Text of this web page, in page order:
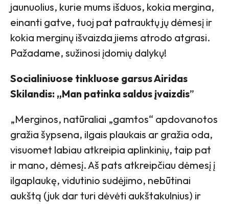
jaunuolius, kurie mums išduos, kokia mergina,
einanti gatve, tuoj pat patrauktų jų dėmesį ir
kokia merginų išvaizda jiems atrodo atgrasi.
Pažadame, sužinosi įdomių dalykų!
Socialiniuose tinkluose garsus Airidas
Skilandis: „Man patinka saldus įvaizdis”
„Merginos, natūraliai „gamtos“ apdovanotos
gražia šypsena, ilgais plaukais ar gražia oda,
visuomet labiau atkreipia aplinkinių, taip pat
ir mano, dėmesį. Aš pats atkreipčiau dėmesį į
ilgaplaukę, vidutinio sudėjimo, nebūtinai
aukštą (juk dar turi dėvėti aukštakulnius) ir